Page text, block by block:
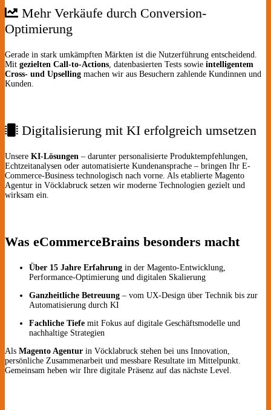
Mehr Verkäufe durch Conversion-
Optimierung
Gerade in stark umkämpften Märkten ist die Nutzerführung entscheidend.
Mit gezielten Call-to-Actions , datenbasierten Tests sowie intelligentem
Cross- und Upselling machen wir aus Besuchern zahlende Kundinnen und
Kunden.
Digitalisierung mit KI erfolgreich umsetzen
Unsere KI-Lösungen – darunter personalisierte Produktempfehlungen,
Echtzeitanalysen oder automatisierte Kundenansprache – bringen Ihr E-
Commerce-Business technologisch nach vorne. Als etablierte Magento
Agentur in Vöcklabruck setzen wir moderne Technologien gezielt und
wirksam ein.
Was eCommerceBrains besonders macht
Über 15 Jahre Erfahrung in der Magento-Entwicklung,
Performance-Optimierung und digitalen Skalierung
Ganzheitliche Betreuung – vom UX-Design über Technik bis zur
Automatisierung durch KI
Fachliche Tiefe mit Fokus auf digitale Geschäftsmodelle und
nachhaltige Strategien
Als Magento Agentur in Vöcklabruck stehen bei uns Innovation,
persönliche Zusammenarbeit und messbare Resultate im Mittelpunkt.
Gemeinsam heben wir Ihre digitale Präsenz auf das nächste Level.